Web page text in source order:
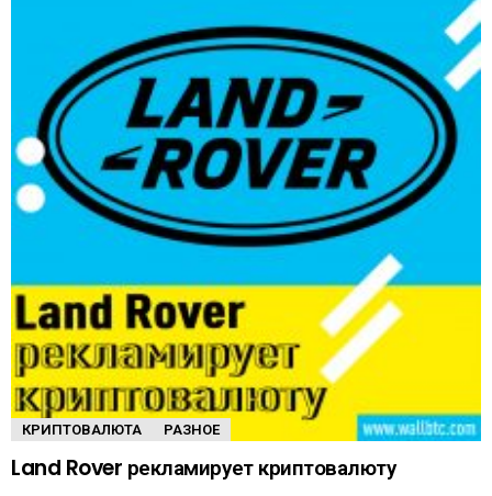
КРИПТОВАЛЮТА РАЗНОЕ
Land Rover рекламирует криптовалюту